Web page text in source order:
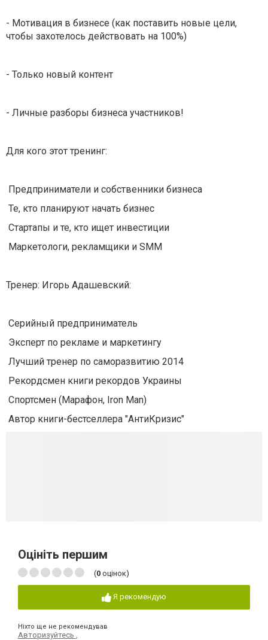
- Мотивация в бизнесе (как поставить новые цели,
чтобы захотелось действовать на 100%)
- Только новый контент
- Личные разборы бизнеса участников!
Для кого этот тренинг:
Предприниматели и собственники бизнеса
Те, кто планируют начать бизнес
Стартапы и те, кто ищет инвестиции
Маркетологи, рекламщики и SMM
Тренер: Игорь Адашевский:
Серийный предприниматель
Эксперт по рекламе и маркетингу
Лучший тренер по саморазвитию 2014
Рекордсмен книги рекордов Украины
Спортсмен (Марафон, Iron Man)
Автор книги-бестселлера "АнтиКризис"
Оцініть першим
(0 оцінок)
Я рекомендую
Ніхто ще не рекомендував
Авторизуйтесь